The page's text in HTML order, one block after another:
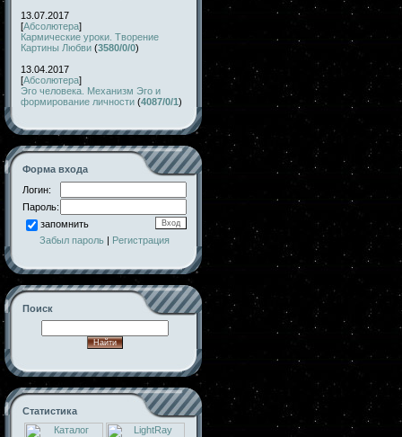
13.07.2017
[Абсолютера]
Кармические уроки. Творение
Картины Любви (3580/0/0)
13.04.2017
[Абсолютера]
Эго человека. Механизм Эго и
формирование личности (4087/0/1)
Форма входа
Логин:
Пароль:
запомнить
Забыл пароль | Регистрация
Поиск
Статистика